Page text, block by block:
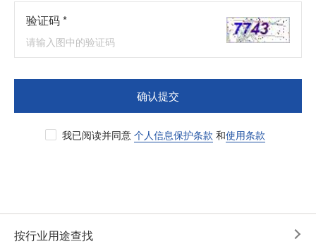
验证码 *
确认提交
我已阅读并同意 个人信息保护条款 和使用条款
按行业用途查找